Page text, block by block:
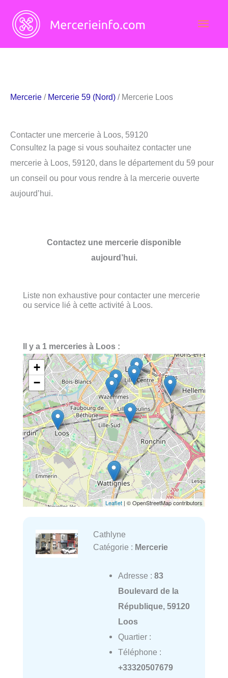
contenu
Mercerie / Mercerie 59 (Nord) / Mercerie Loos
Contacter une mercerie à Loos, 59120
Consultez la page si vous souhaitez contacter une
mercerie à Loos, 59120, dans le département du 59 pour
un conseil ou pour vous rendre à la mercerie ouverte
aujourd’hui.
Contactez une mercerie disponible
aujourd’hui.
Liste non exhaustive pour contacter une mercerie
ou service lié à cette activité à Loos.
Il y a 1 merceries à Loos :
+
−
Leaflet | © OpenStreetMap contributors
Cathlyne
Catégorie : Mercerie
Adresse : 83
Boulevard de la
République, 59120
Loos
Quartier :
Téléphone :
+33320507679